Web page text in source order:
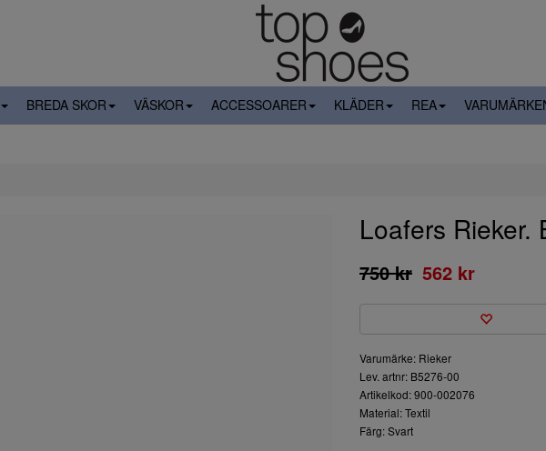
BREDA SKOR VÄSKOR ACCESSOARER KLÄDER REA
Loafers Rieker.
750 kr 562 kr
Varumärke: Rieker
Lev. artnr: B5276-00
Artikelkod: 900-002076
Material: Textil
Färg: Svart